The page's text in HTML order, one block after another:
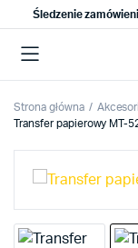
Śledzenie
Strona główna
Transfer papierowy MT-